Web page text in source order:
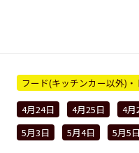
フード(キッチンカー以外)
4月24日
4月25日 4月
5月3日
5月4日 5月5日